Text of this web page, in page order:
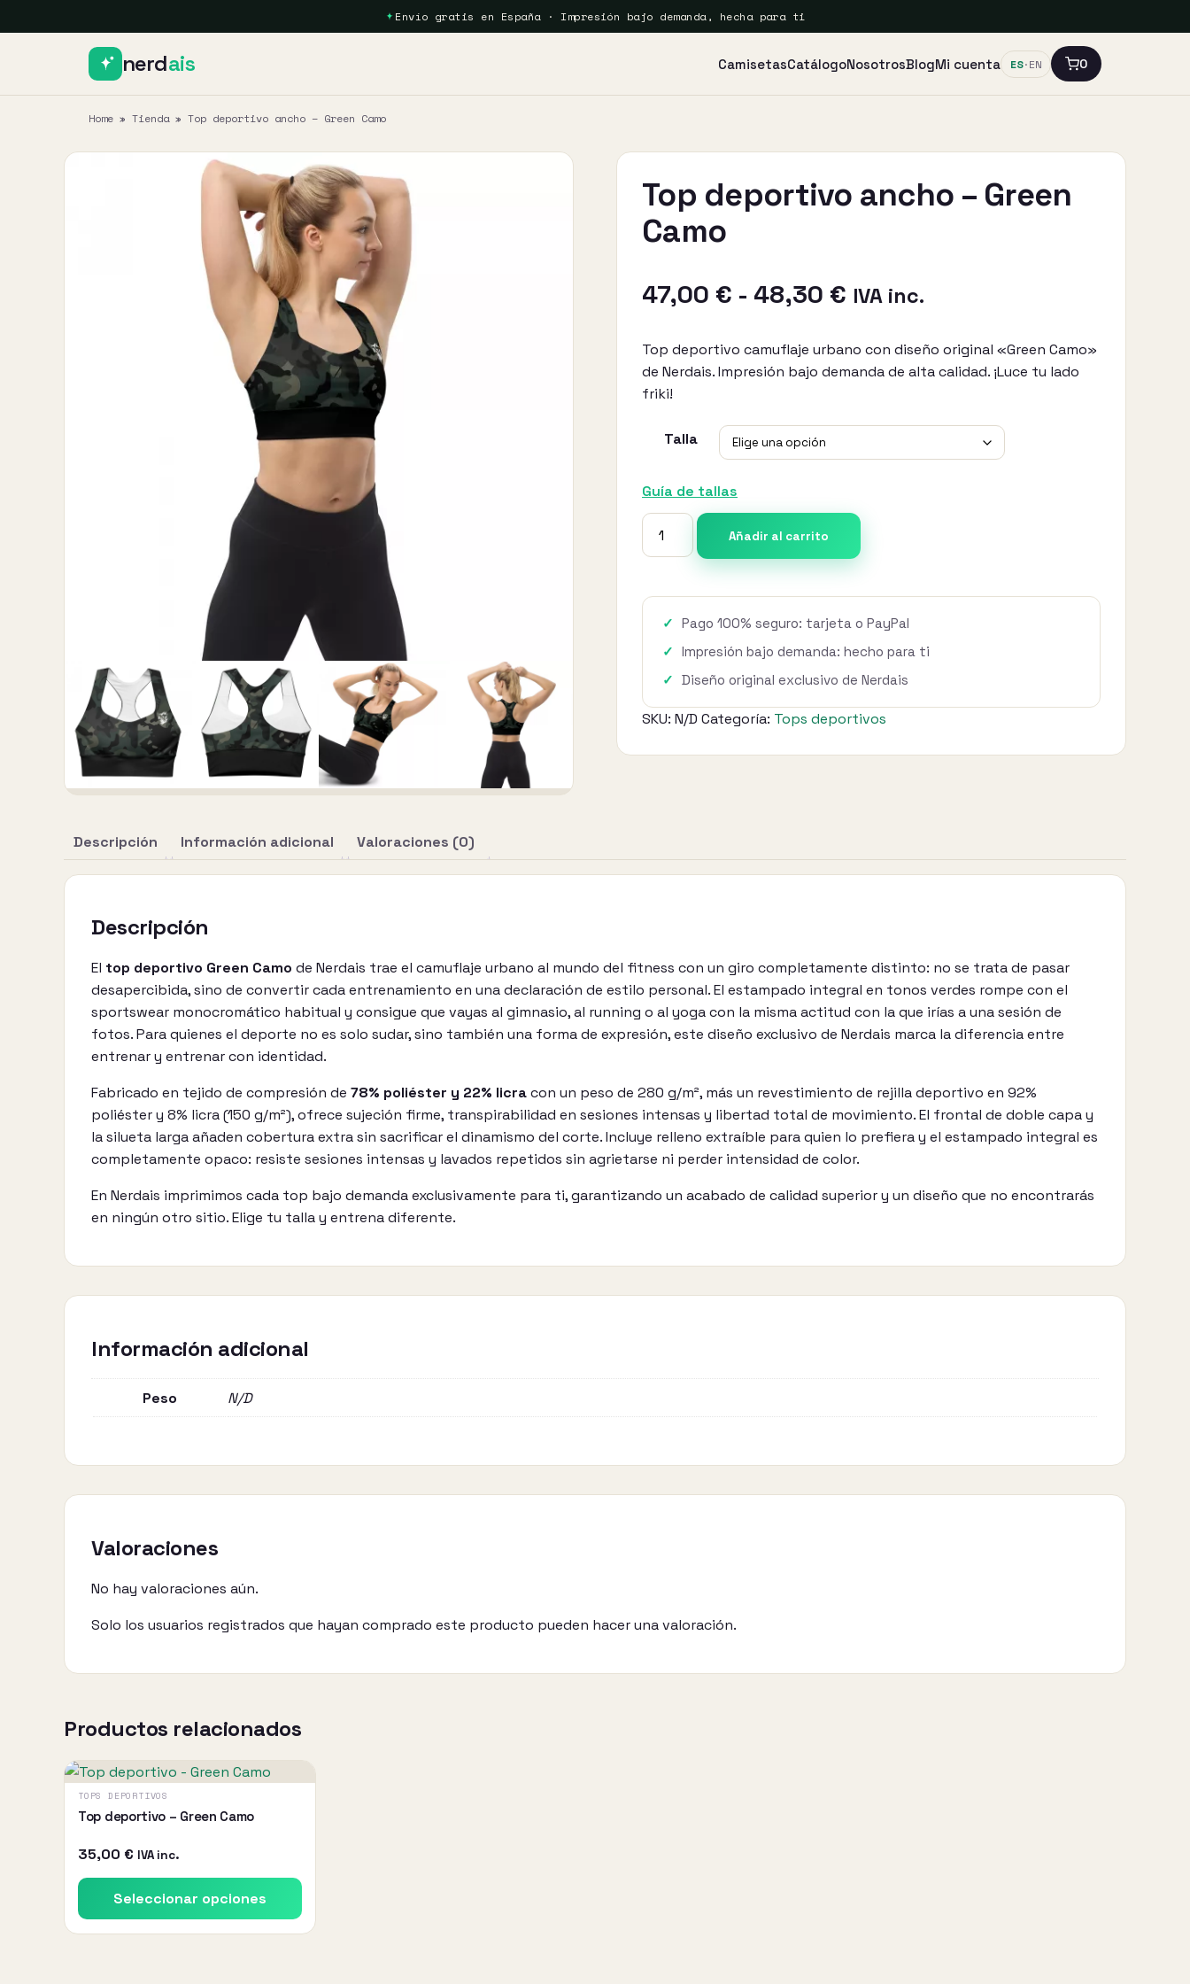
Envío gratis en España · Impresión bajo demanda, hecha para ti
nerdais CamisetasCatálogoNosotrosBlogMi cuenta ES·EN 0
Home » Tienda» Top deportivo ancho – Green Camo
Top deportivo ancho – Green
Camo
47,00 € - 48,30 € Rango
precios:
48,30 €
IVA inc.
Top deportivo camuflaje urbano con diseño original «Green Camo»
de Nerdais. Impresión bajo demanda de alta calidad. ¡Luce tu lado
friki!
Talla
Guía de tallas
Top
deportivo
cantidad
Añadir al carrito
Pago 100% seguro: tarjeta o PayPal
Impresión bajo demanda: hecho para ti
Diseño original exclusivo de Nerdais
SKU: N/D Categoría: Tops deportivos
Descripción Información adicional Valoraciones (0)
Descripción
El top deportivo Green Camo de Nerdais trae el camuflaje urbano al mundo del fitness con un giro completamente distinto: no se trata de pasar
desapercibida, sino de convertir cada entrenamiento en una declaración de estilo personal. El estampado integral en tonos verdes rompe con el
sportswear monocromático habitual y consigue que vayas al gimnasio, al running o al yoga con la misma actitud con la que irías a una sesión de
fotos. Para quienes el deporte no es solo sudar, sino también una forma de expresión, este diseño exclusivo de Nerdais marca la diferencia entre
entrenar y entrenar con identidad.
Fabricado en tejido de compresión de 78% poliéster y 22% licracon un peso de 280 g/m², más un revestimiento de rejilla deportivo en 92%
poliéster y 8% licra (150 g/m²), ofrece sujeción firme, transpirabilidad en sesiones intensas y libertad total de movimiento. El frontal de doble capa y
la silueta larga añaden cobertura extra sin sacrificar el dinamismo del corte. Incluye relleno extraíble para quien lo prefiera y el estampado integral es
completamente opaco: resiste sesiones intensas y lavados repetidos sin agrietarse ni perder intensidad de color.
En Nerdais imprimimos cada top bajo demanda exclusivamente para ti, garantizando un acabado de calidad superior y un diseño que no encontrarás
en ningún otro sitio. Elige tu talla y entrena diferente.
Información adicional
Peso N/D
Valoraciones
No hay valoraciones aún.
Solo los usuarios registrados que hayan comprado este producto pueden hacer una valoración.
Productos relacionados
TOPS DEPORTIVOS
Top deportivo – Green Camo
35,00 € IVA inc.
Seleccionar opciones
Este
producto
tiene
variantes.
Las
opciones
se